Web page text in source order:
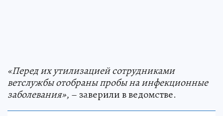
«Перед их утилизацией сотрудниками
ветслужбы отобраны пробы на инфекционные
заболевания», – заверили в ведомстве.